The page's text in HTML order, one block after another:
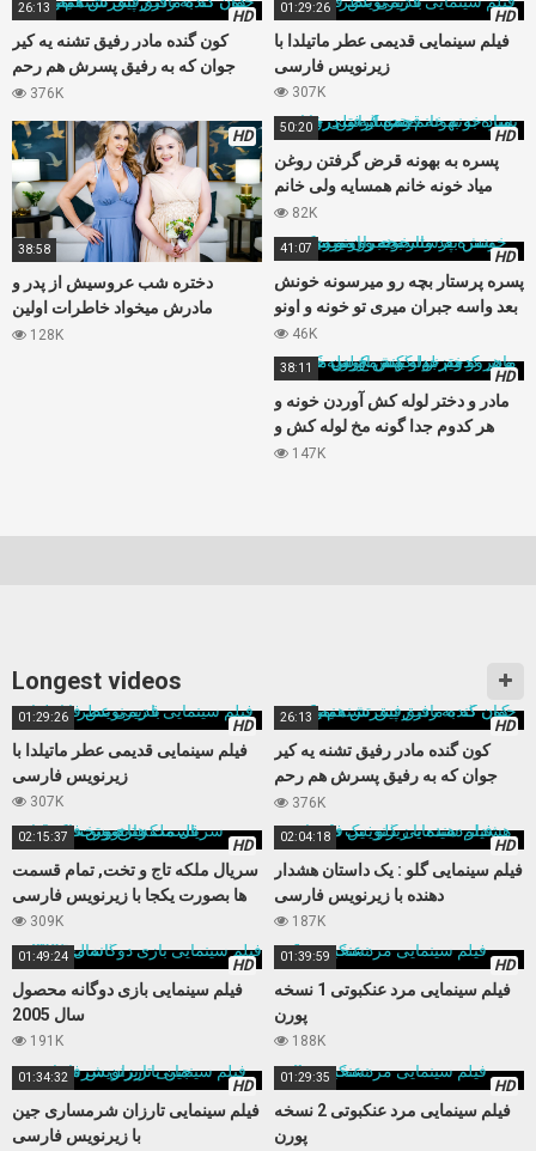
HD
26:13
کون گنده مادر رفیق تشنه یه کیر
جوان که به رفیق پسرش هم رحم
نمیکنه
376K
HD
01:29:26
فیلم سینمایی قدیمی عطر ماتیلدا با
زیرنویس فارسی
307K
HD
38:58
دختره شب عروسیش از پدر و
مادرش میخواد خاطرات اولین
سکسشون تعریف کنن,فانتزی
128K
HD
50:20
پسره به بهونه قرض گرفتن روغن
میاد خونه خانم همسایه ولی خانم
جنده از آب در میاد
82K
HD
41:07
پسره پرستار بچه رو میرسونه خونش
بعد واسه جبران میری تو خونه و اونو
میکنه
46K
HD
38:11
مادر و دختر لوله کش آوردن خونه و
هر کدوم جدا گونه مخ لوله کش و
میزنن و بهش کوس میدن
147K
Longest videos
HD
01:29:26
فیلم سینمایی قدیمی عطر ماتیلدا با
زیرنویس فارسی
307K
HD
26:13
کون گنده مادر رفیق تشنه یه کیر
جوان که به رفیق پسرش هم رحم
نمیکنه
376K
HD
02:15:37
سریال ملکه تاج و تخت, تمام قسمت
ها بصورت یکجا با زیرنویس فارسی
309K
HD
02:04:18
فیلم سینمایی گلو : یک داستان هشدار
دهنده با زیرنویس فارسی
187K
HD
01:49:24
فیلم سینمایی بازی دوگانه محصول
سال 2005
191K
HD
01:39:59
فیلم سینمایی مرد عنکبوتی 1 نسخه
پورن
188K
HD
01:34:32
فیلم سینمایی تارزان شرمساری جین
با زیرنویس فارسی
HD
01:29:35
فیلم سینمایی مرد عنکبوتی 2 نسخه
پورن